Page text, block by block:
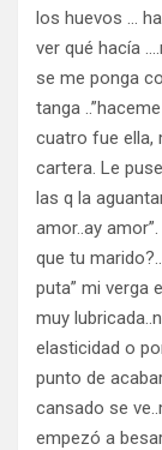
los huevos …
ver qué hacía
se me ponga
tanga
cuatro fue ella,
cartera. Le
las q la
amor..ay
que tu
puta” mi verga
muy
elasticidad o
punto de
cansado se
empezó a